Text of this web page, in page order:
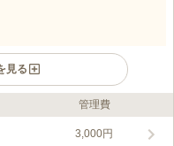
見る
ある西福寺境内にある集合
管理費
3,000円